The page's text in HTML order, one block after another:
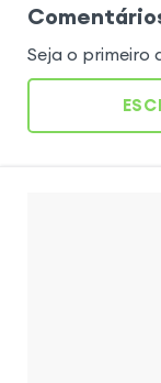
Seja o primeiro